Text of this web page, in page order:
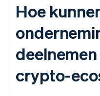
Hoe
crypto-